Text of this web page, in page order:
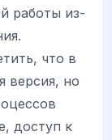
работы из-
что в
версия, но
доступ к